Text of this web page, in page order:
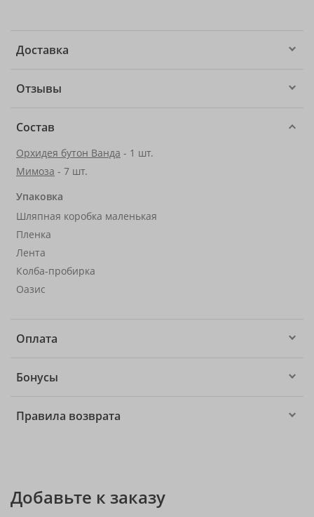
Доставка
Отзывы
Состав
Орхидея бутон Ванда - 1 шт.
Мимоза - 7 шт.
Упаковка
Шляпная коробка маленькая
Пленка
Лента
Колба-пробирка
Оазис
Оплата
Бонусы
Правила возврата
Добавьте к заказу